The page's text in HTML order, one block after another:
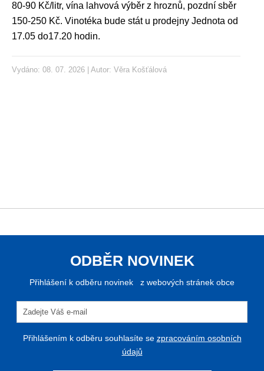
80-90 Kč/litr, vína lahvová výběr z hroznů, pozdní sběr
150-250 Kč. Vinotéka bude stát u prodejny Jednota od
17.05 do17.20 hodin.
Vydáno: 08. 07. 2026 | Autor: Věra Košťálová
ODBĚR NOVINEK
Přihlášení k odběru novinek z webových stránek obce
Přihlášením k odběru souhlasíte se zpracováním osobních
údajů